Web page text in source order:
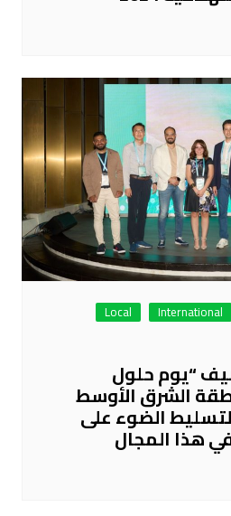
International
Local
“يوم حلول
الشرق الأوسط
الضوء على
هذا المجال